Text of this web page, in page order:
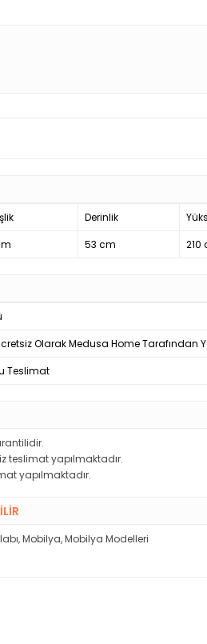
Derinlik
53 cm 210
Olarak Medusa Home Tarafından
Teslimat
teslimat yapılmaktadır.
yapılmaktadır.
,Mobilya,Mobilya Modelleri